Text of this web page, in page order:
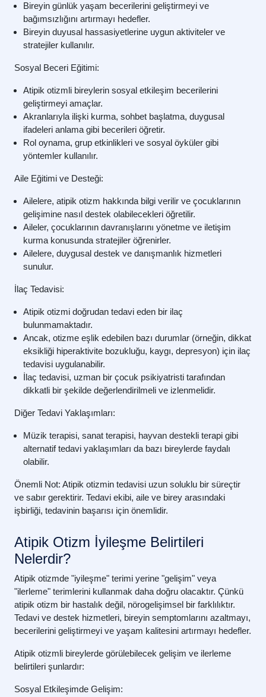
Bireyin günlük yaşam becerilerini geliştirmeyi ve
bağımsızlığını artırmayı hedefler.
Bireyin duyusal hassasiyetlerine uygun aktiviteler ve
stratejiler kullanılır.
Sosyal Beceri Eğitimi:
Atipik otizmli bireylerin sosyal etkileşim becerilerini
geliştirmeyi amaçlar.
Akranlarıyla ilişki kurma, sohbet başlatma, duygusal
ifadeleri anlama gibi becerileri öğretir.
Rol oynama, grup etkinlikleri ve sosyal öyküler gibi
yöntemler kullanılır.
Aile Eğitimi ve Desteği:
Ailelere, atipik otizm hakkında bilgi verilir ve çocuklarının
gelişimine nasıl destek olabilecekleri öğretilir.
Aileler, çocuklarının davranışlarını yönetme ve iletişim
kurma konusunda stratejiler öğrenirler.
Ailelere, duygusal destek ve danışmanlık hizmetleri
sunulur.
İlaç Tedavisi:
Atipik otizmi doğrudan tedavi eden bir ilaç
bulunmamaktadır.
Ancak, otizme eşlik edebilen bazı durumlar (örneğin, dikkat
eksikliği hiperaktivite bozukluğu, kaygı, depresyon) için ilaç
tedavisi uygulanabilir.
İlaç tedavisi, uzman bir çocuk psikiyatristi tarafından
dikkatli bir şekilde değerlendirilmeli ve izlenmelidir.
Diğer Tedavi Yaklaşımları:
Müzik terapisi, sanat terapisi, hayvan destekli terapi gibi
alternatif tedavi yaklaşımları da bazı bireylerde faydalı
olabilir.
Önemli Not: Atipik otizmin tedavisi uzun soluklu bir süreçtir
ve sabır gerektirir. Tedavi ekibi, aile ve birey arasındaki
işbirliği, tedavinin başarısı için önemlidir.
Atipik Otizm İyileşme Belirtileri
Nelerdir?
Atipik otizmde "iyileşme" terimi yerine "gelişim" veya
"ilerleme" terimlerini kullanmak daha doğru olacaktır. Çünkü
atipik otizm bir hastalık değil, nörogelişimsel bir farklılıktır.
Tedavi ve destek hizmetleri, bireyin semptomlarını azaltmayı,
becerilerini geliştirmeyi ve yaşam kalitesini artırmayı hedefler.
Atipik otizmli bireylerde görülebilecek gelişim ve ilerleme
belirtileri şunlardır:
Sosyal Etkileşimde Gelişim: